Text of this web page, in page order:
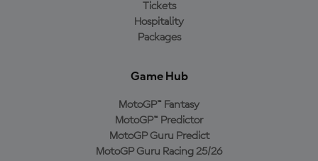
Tickets
Hospitality
Packages
Game Hub
MotoGP™ Fantasy
MotoGP™ Predictor
MotoGP Guru Predict
MotoGP Guru Racing 25/26